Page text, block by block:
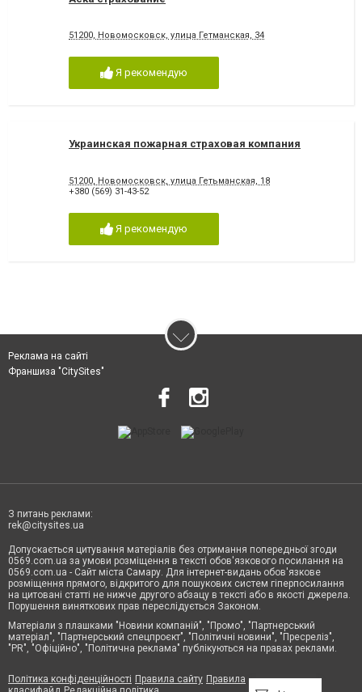
51200, Новомосковск, улица Гетманская, 34
Я рекомендую
Украинская пожарная страховая компания
51200, Новомосковск, улица Гетьманская, 18
+380 (569) 31-43-52
Я рекомендую
Реклама на сайті
Франшиза "CitySites"
З питань реклами:
rek@citysites.ua
Допускається цитування матеріалів без отримання попередньої згоди
0569.com.ua за умови розміщення в тексті обов'язкового посилання на
0569.com.ua - Сайт міста Самару. Для інтернет-видань обов'язкове
розміщення прямого, відкритого для пошукових систем гіперпосилання
на цитовані статті не нижче другого абзацу в тексті або в якості джерела.
Порушення виняткових прав переслідується Законом.
Матеріали з плашками "Новини компаній", "Промо", "Партнерський
матеріал", "Партнерський спецпроєкт", "Політичні новини", "Пресреліз",
"PR", "Офіційно", "Політична реклама" публікуються на правах реклами.
Політика конфіденційності Правила сайту Правила